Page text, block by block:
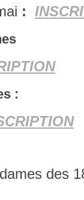
:
:
des